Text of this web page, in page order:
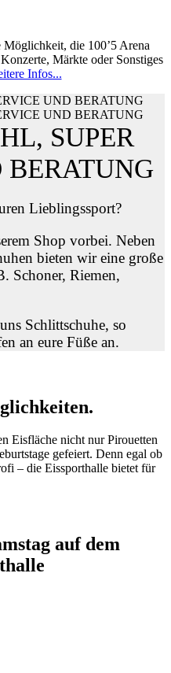
Möglichkeit, die 100’5 Arena
Märkte oder Sonstiges
Infos...
SUPER
BERATUNG
Lieblingssport?
Shop vorbei. Neben
bieten wir eine große
Schoner, Riemen,
Schlittschuhe, so
an eure Füße an.
Eisfläche nicht nur Pirouetten
gefeiert. Denn egal ob
– die Eissporthalle bietet für
auf dem